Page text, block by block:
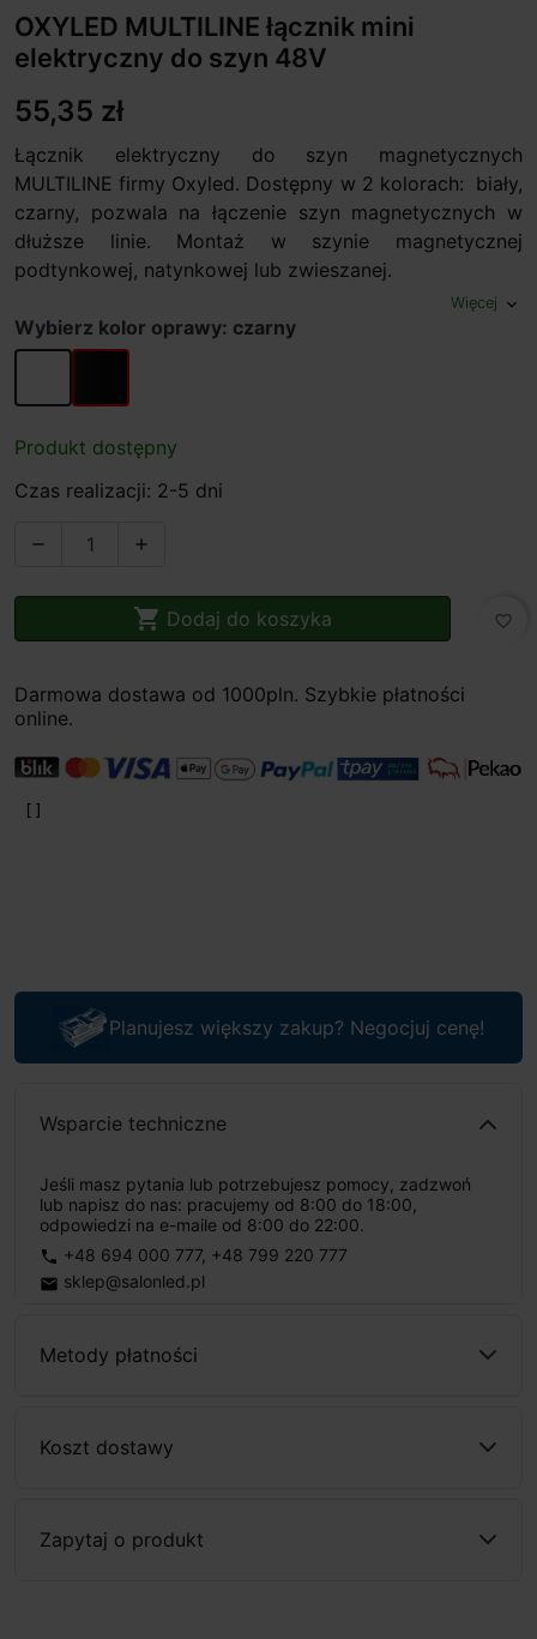
OXYLED MULTILINE łącznik mini
elektryczny do szyn 48V
55,35 zł
Łącznik elektryczny do szyn magnetycznych
MULTILINE firmy Oxyled. Dostępny w 2 kolorach: biały,
czarny, pozwala na łączenie szyn magnetycznych w
dłuższe linie. Montaż w szynie magnetycznej
podtynkowej, natynkowej lub zwieszanej.
Więcej expand_more
Wybierz kolor oprawy: czarny
biały czarny
Produkt dostępny
Czas realizacji: 2-5 dni
 
 Dodaj do koszyka favorite_border
Darmowa dostawa od 1000pln. Szybkie płatności
online.
Planujesz większy zakup? Negocjuj cenę!
Wsparcie techniczne
Jeśli masz pytania lub potrzebujesz pomocy, zadzwoń
lub napisz do nas: pracujemy od 8:00 do 18:00,
odpowiedzi na e-maile od 8:00 do 22:00.
phone +48 694 000 777, +48 799 220 777
email sklep@salonled.pl
Metody płatności
Koszt dostawy
Zapytaj o produkt